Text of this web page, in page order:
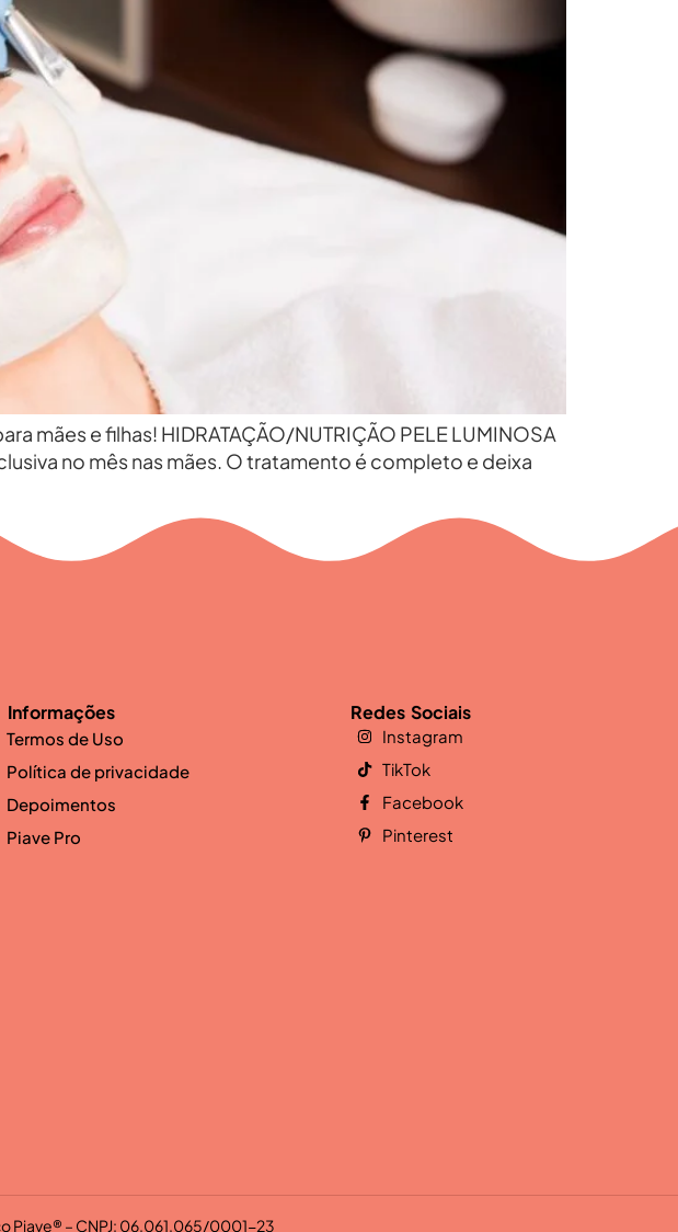
mães e filhas! HIDRATAÇÃO/NUTRIÇÃO PELE LUMINOSA
no mês nas mães. O tratamento é completo e deixa
Informações
Termos de Uso
Política de privacidade
Depoimentos
Piave Pro
Redes Sociais
Instagram
TikTok
Facebook
Pinterest
Piave® – CNPJ: 06.061.065/0001-23